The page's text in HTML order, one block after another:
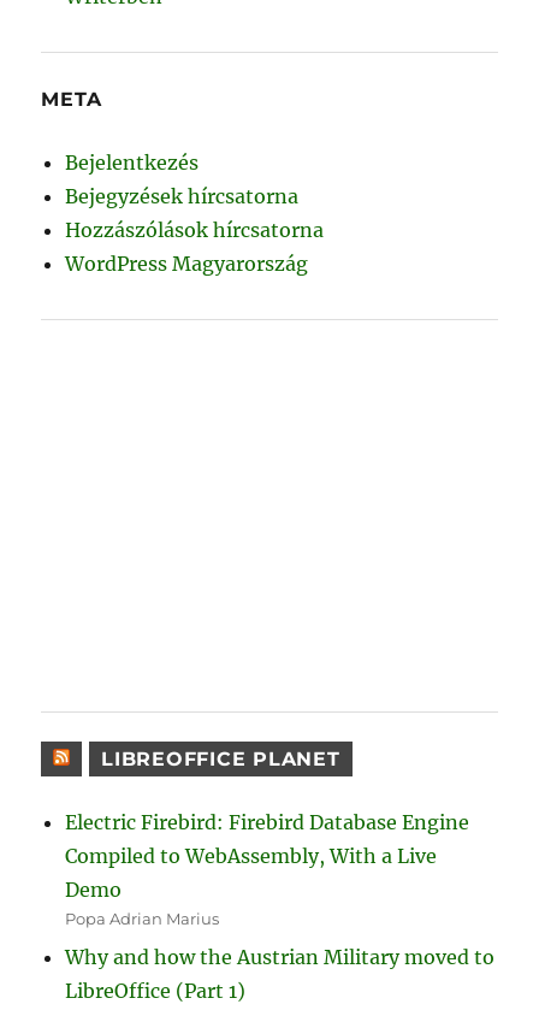
META
Bejelentkezés
Bejegyzések hírcsatorna
Hozzászólások hírcsatorna
WordPress Magyarország
LIBREOFFICE PLANET
Electric Firebird: Firebird Database Engine
Compiled to WebAssembly, With a Live
Demo
Popa Adrian Marius
Why and how the Austrian Military moved to
LibreOffice (Part 1)